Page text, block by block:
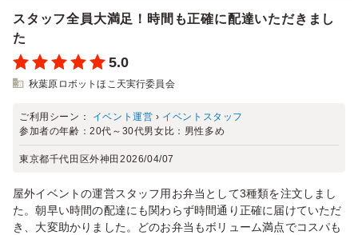
スタッフ全員大満足！時間も正確に配達いただきまし
た
5.0
秋葉原ロボットほこ天実行委員会
ご利用シーン： イベント運営 › イベントスタッフ
参加者の年齢：20代～30代男女比： 男性多め
東京都千代田区外神田 2026/04/07
屋外イベントの運営スタッフ用お弁当として3種類を注文しまし
た。朝早い時間の配達にも関わらず時間通り正確に届けていただ
き、大変助かりました。どのお弁当もボリューム満点でコスパも